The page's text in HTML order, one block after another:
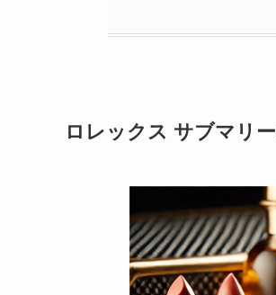
ロレックス サブマリ